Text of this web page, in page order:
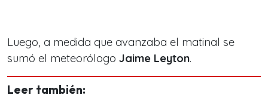
Luego, a medida que avanzaba el matinal se
sumó el meteorólogo Jaime Leyton.
Leer también: